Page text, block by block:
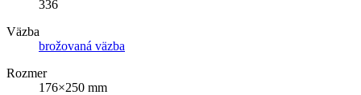
336
Väzba
brožovaná väzba
Rozmer
176×250 mm